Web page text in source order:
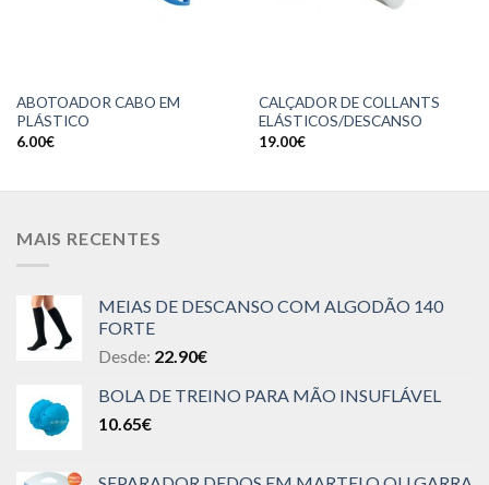
ABOTOADOR CABO EM
PLÁSTICO
6.00€
CALÇADOR DE COLLANTS
ELÁSTICOS/DESCANSO
19.00€
MAIS RECENTES
MEIAS DE DESCANSO COM ALGODÃO 140
FORTE
Desde: 22.90€
BOLA DE TREINO PARA MÃO INSUFLÁVEL
10.65€